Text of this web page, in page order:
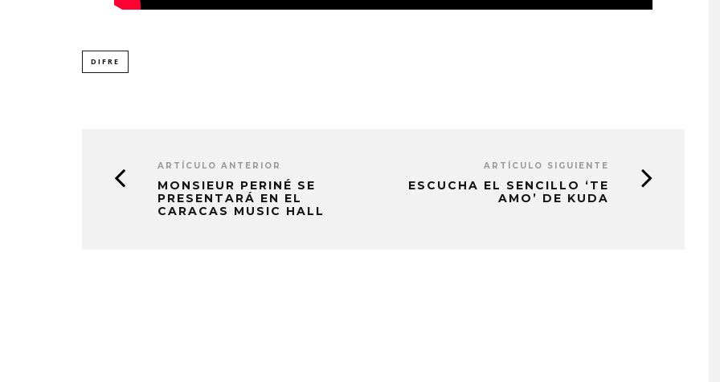
DIFRE
ARTÍCULO ANTERIOR
MONSIEUR PERINÉ SE
PRESENTARÁ EN EL
CARACAS MUSIC HALL
ARTÍCULO SIGUIENTE
ESCUCHA EL SENCILLO ‘TE
AMO’ DE KUDA